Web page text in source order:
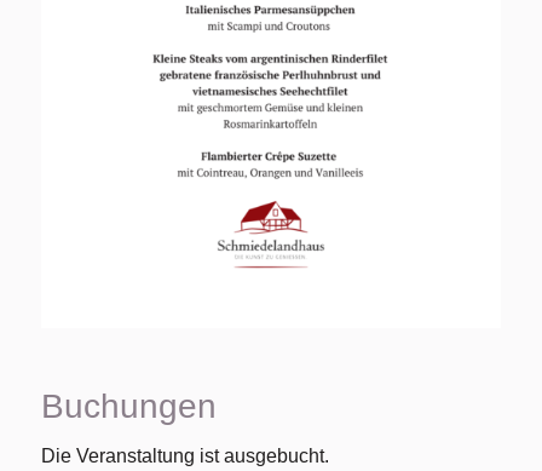
Buchungen
Die Veranstaltung ist ausgebucht.